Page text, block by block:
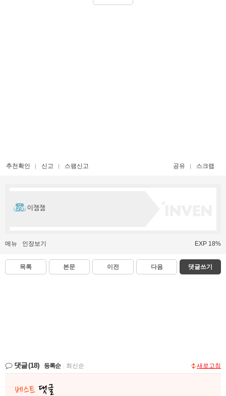
추천확인 신고 스팸신고 공유 스크랩
이잼잼
메뉴 인장보기 EXP 18%
목록 본문 이전 다음 댓글쓰기
댓글(18) 등록순 최신순 새로고침